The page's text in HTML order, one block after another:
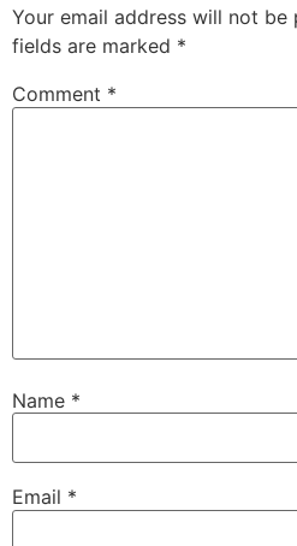
Your email address will not be
fields are marked *
Comment *
Name *
Email *